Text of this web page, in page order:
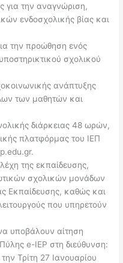
για την αναγνώριση,
ενδοσχολικής βίας και
την προώθηση ενός
σχολικού
ανάπτυξης
των μαθητών και
διάρκειας 48 ωρών,
πλατφόρμας του ΙΕΠ
της εκπαίδευσης,
σχολικών μονάδων
Εκπαίδευσης, καθώς και
που υπηρετούν
υποβάλουν αίτηση
e-IEP στη διεύθυνση:
Τρίτη 27 Ιανουαρίου